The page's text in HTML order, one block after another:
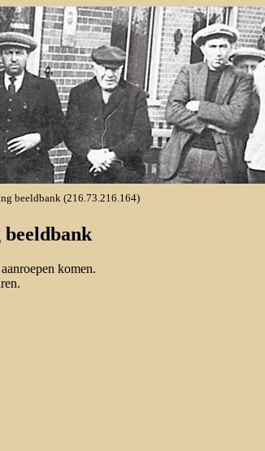
beeldbank (216.73.216.164)
beeldbank
komen.